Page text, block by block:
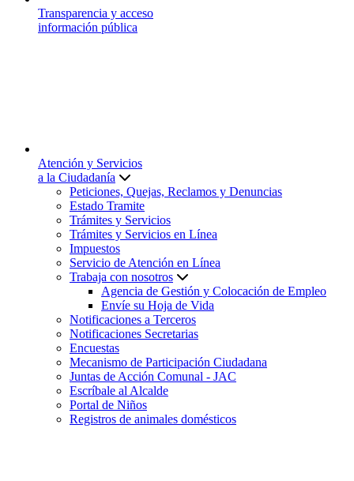
Transparencia y acceso
información pública
Atención y Servicios
a la Ciudadanía
Peticiones, Quejas, Reclamos y Denuncias
Estado Tramite
Trámites y Servicios
Trámites y Servicios en Línea
Impuestos
Servicio de Atención en Línea
Trabaja con nosotros
Agencia de Gestión y Colocación de Empleo
Envíe su Hoja de Vida
Notificaciones a Terceros
Notificaciones Secretarias
Encuestas
Mecanismo de Participación Ciudadana
Juntas de Acción Comunal - JAC
Escríbale al Alcalde
Portal de Niños
Registros de animales domésticos